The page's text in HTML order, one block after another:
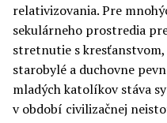
relativizovania. Pre
sekulárneho prostredia
stretnutie s
starobylé a duchovne
mladých katolíkov stáva
v období civilizačnej